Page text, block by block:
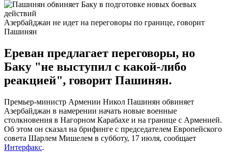
Азербайджан не идет на переговоры по границе, говорит
Пашинян
Ереван предлагает переговоры, но
Баку "не выступил с какой-либо
реакцией", говорит Пашинян.
Премьер-министр Армении Никол Пашинян обвиняет
Азербайджан в намерении начать новые военные
столкновения в Нагорном Карабахе и на границе с Арменией.
Об этом он сказал на брифинге с председателем Европейского
совета Шарлем Мишелем в субботу, 17 июля, сообщает
Интерфакс.